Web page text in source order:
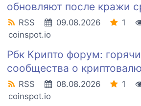
обновляют после кражи
RSS 09.08.2026 1
coinspot.io
Рбк Крипто форум:
сообщества о
RSS 08.08.2026 1
coinspot.io